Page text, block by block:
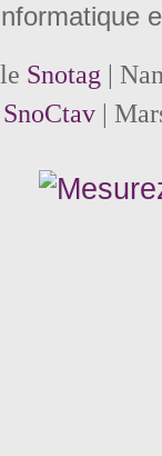
Snotag |
SnoCtav|